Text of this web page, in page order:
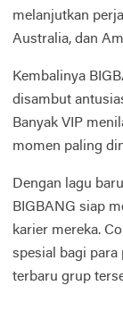
melanjutkan
Australia, dan
Kembalinya
disambut
Banyak VIP
momen paling
Dengan lagu
BIGBANG siap
karier mereka.
spesial bagi para
terbaru grup